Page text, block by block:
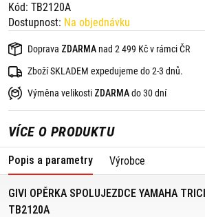
Kód: TB2120A
Dostupnost: Na objednávku
Doprava ZDARMA nad 2 499 Kč v rámci ČR
Zboží SKLADEM expedujeme do 2-3 dnů.
Výměna velikosti ZDARMAdo 30 dní
VÍCE O PRODUKTU
Popis a parametry Výrobce
GIVI OPĚRKA SPOLUJEZDCE YAMAHA
TB2120A